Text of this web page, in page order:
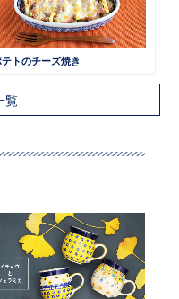
テトのチーズ焼き
覧